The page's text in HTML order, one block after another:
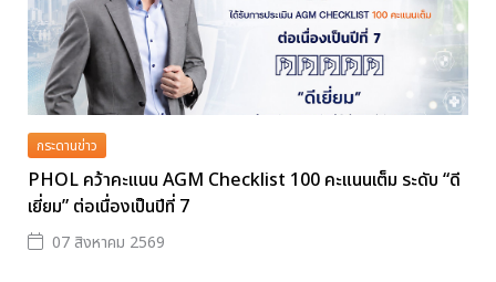
กระดานข่าว
PHOL คว้าคะแนน AGM Checklist 100 คะแนนเต็ม ระดับ “ดี
เยี่ยม” ต่อเนื่องเป็นปีที่ 7
07 สิงหาคม 2569